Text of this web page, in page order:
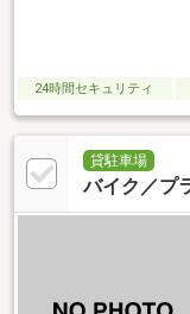
24時間セキュリティ
貸駐車場
バイク／プ